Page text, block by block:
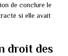
de conclure le
si elle avait
droit des